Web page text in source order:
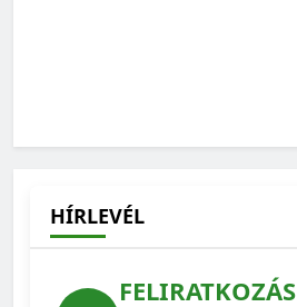
2024-09-05
HÍRLEVÉL
FELIRATKOZÁS